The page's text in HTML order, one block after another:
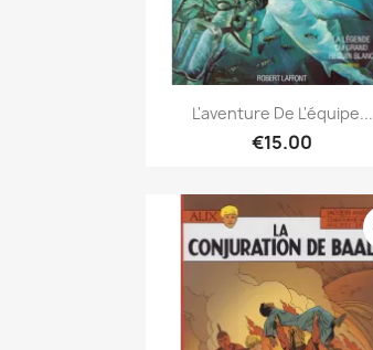
Quick view
L'aventure De L'équipe...
€15.00